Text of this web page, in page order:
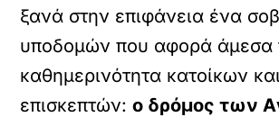
ξανά στην επιφάνεια ένα
υποδομών που αφορά άμεσα
καθημερινότητα κατοίκων
επισκεπτών:ο δρόμος των